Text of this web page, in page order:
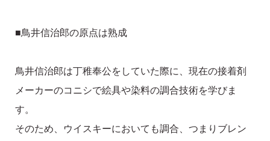
■鳥井信治郎の原点は熟成
鳥井信治郎は丁稚奉公をしていた際に、現在の接着剤
メーカーのコニシで絵具や染料の調合技術を学びま
す。
そのため、ウイスキーにおいても調合、つまりブレン